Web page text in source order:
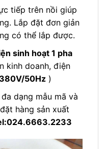
tiếp trên nồi giúp
Lắp đặt đơn giản
có thể lắp được.
sinh hoạt 1 pha
kinh doanh, điện
50Hz)
dạng mẫu mã và
hàng sản xuất